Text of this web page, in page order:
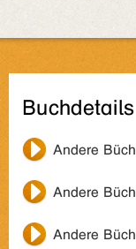
Andere
Andere
Andere